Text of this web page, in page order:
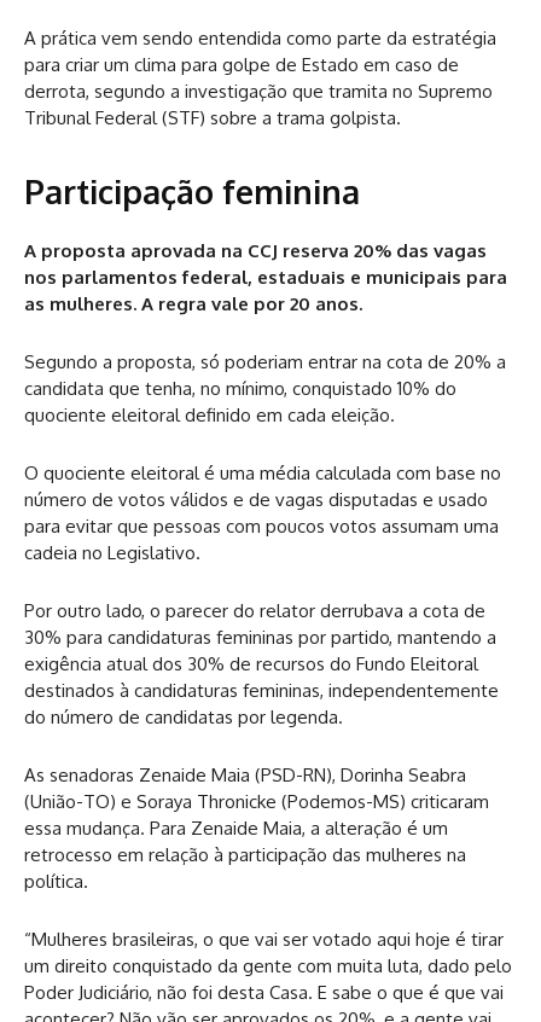
A prática vem sendo entendida como parte da estratégia
para criar um clima para golpe de Estado em caso de
derrota, segundo a investigação que tramita no Supremo
Tribunal Federal (STF) sobre a trama golpista.
Participação feminina
A proposta aprovada na CCJ reserva 20% das vagas
nos parlamentos federal, estaduais e municipais para
as mulheres. A regra vale por 20 anos.
Segundo a proposta, só poderiam entrar na cota de 20% a
candidata que tenha, no mínimo, conquistado 10% do
quociente eleitoral definido em cada eleição.
O quociente eleitoral é uma média calculada com base no
número de votos válidos e de vagas disputadas e usado
para evitar que pessoas com poucos votos assumam uma
cadeia no Legislativo.
Por outro lado, o parecer do relator derrubava a cota de
30% para candidaturas femininas por partido, mantendo a
exigência atual dos 30% de recursos do Fundo Eleitoral
destinados à candidaturas femininas, independentemente
do número de candidatas por legenda.
As senadoras Zenaide Maia (PSD-RN), Dorinha Seabra
(União-TO) e Soraya Thronicke (Podemos-MS) criticaram
essa mudança. Para Zenaide Maia, a alteração é um
retrocesso em relação à participação das mulheres na
política.
“Mulheres brasileiras, o que vai ser votado aqui hoje é tirar
um direito conquistado da gente com muita luta, dado pelo
Poder Judiciário, não foi desta Casa. E sabe o que é que vai